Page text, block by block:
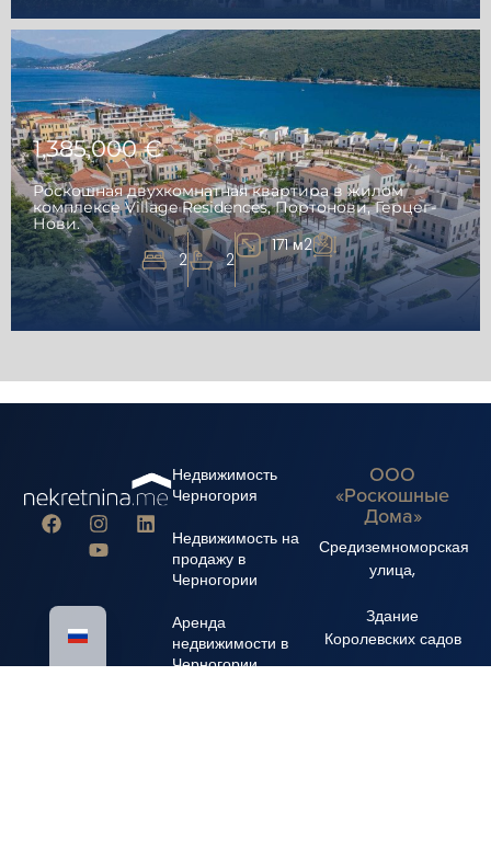
1,385,000 €
Роскошная двухкомнатная квартира в жилом
комплексе Village Residences, Портонови, Герцег-
Нови.
2 2
171 м2
Недвижимость
Черногория
Недвижимость на
продажу в
Черногории
Аренда
недвижимости в
Черногории
ООО
«Роскошные
Дома»
Средиземноморская
улица,
Здание
Королевских садов